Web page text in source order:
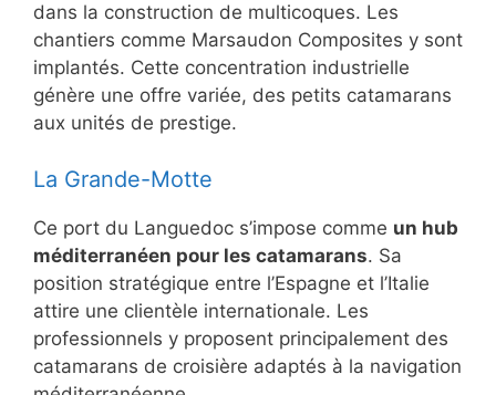
dans la construction de multicoques. Les
chantiers comme Marsaudon Composites y sont
implantés. Cette concentration industrielle
génère une offre variée, des petits catamarans
aux unités de prestige.
La Grande-Motte
Ce port du Languedoc s’impose comme un hub
méditerranéen pour les catamarans. Sa
position stratégique entre l’Espagne et l’Italie
attire une clientèle internationale. Les
professionnels y proposent principalement des
catamarans de croisière adaptés à la navigation